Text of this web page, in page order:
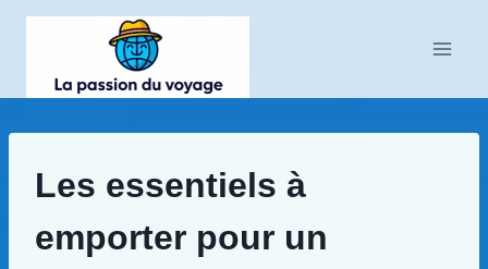
Aller
contenu
Les essentiels à
emporter pour un